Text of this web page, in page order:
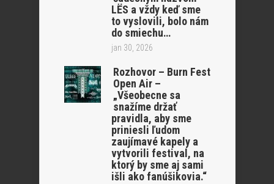
LËS a vždy keď sme
to vyslovili, bolo nám
do smiechu…
jan 30, 2026
Rozhovor – Burn Fest
Open Air –
„Všeobecne sa
snažíme držať
pravidla, aby sme
priniesli ľudom
zaujímavé kapely a
vytvorili festival, na
ktorý by sme aj sami
išli ako fanúšikovia.“